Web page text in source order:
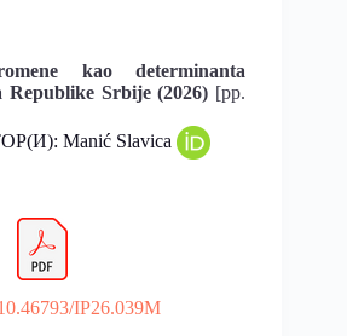
kao determinanta
Srbije (2026) [pp.
Manić Slavica
IP26.039M